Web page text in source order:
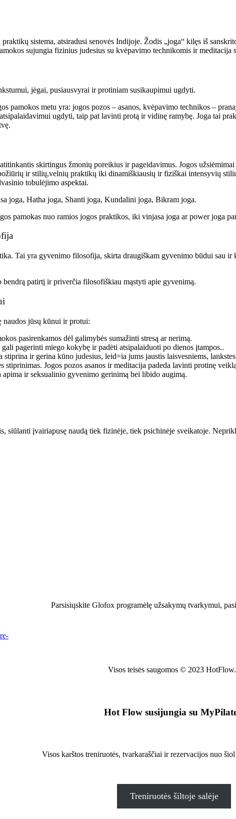
sistema, atsiradusi senovės Indijoje. Žodis „joga“ kilęs iš
sujungia fizinius judesius su kvėpavimo technikomis ir meditacija
jėgai, pusiausvyrai ir protiniam susikaupimui ugdyti.
pamokos metu yra: jogos pozos – asanos, kvėpavimo technikos –
ugdyti, taip pat lavinti protą ir vidinę ramybę. Joga tai
skirtingus žmonių poreikius ir pageidavimus. Jogos
ir stilių,velnių praktikų iki dinamiškiausių ir fiziškai intensyvių
tobulėjimo aspektai.
joga, Hatha joga, Shanti joga, Kundalini joga, Bikram joga.
pamokas nuo ramios jogos praktikos, iki vinjasa joga ar power joga
Tai yra gyvenimo filosofija, skirta draugiškam gyvenimo būdui sau
bendrą patirtį ir priverčia filosofiškiau mąstyti apie gyvenimą.
naudos jūsų kūnui ir protui:
pasirenkamos dėl galimybės sumažinti stresą ar nerimą.
pagerinti miego kokybę ir padėti atsipalaiduoti po dienos įtampos..
stiprina ir gerina kūno judesius, leid=ia jums jaustis laisvesniems,
stiprinimas. Jogos pozos asanos ir meditacija padeda lavinti protinę
apima ir seksualinio gyvenimo gerinimą bei libido augimą.
siūlanti įvairiapusę naudą tiek fizinėje, tiek psichinėje sveikatoje.
Parsisiųskite Glofox programėlę užsakymų tvarkymui,
Visos teisės saugomos © 2023
Hot Flow susijungia su
Visos karštos treniruotės, tvarkaraščiai ir rezervacijos nuo
Treniruotės šiltoje salėje